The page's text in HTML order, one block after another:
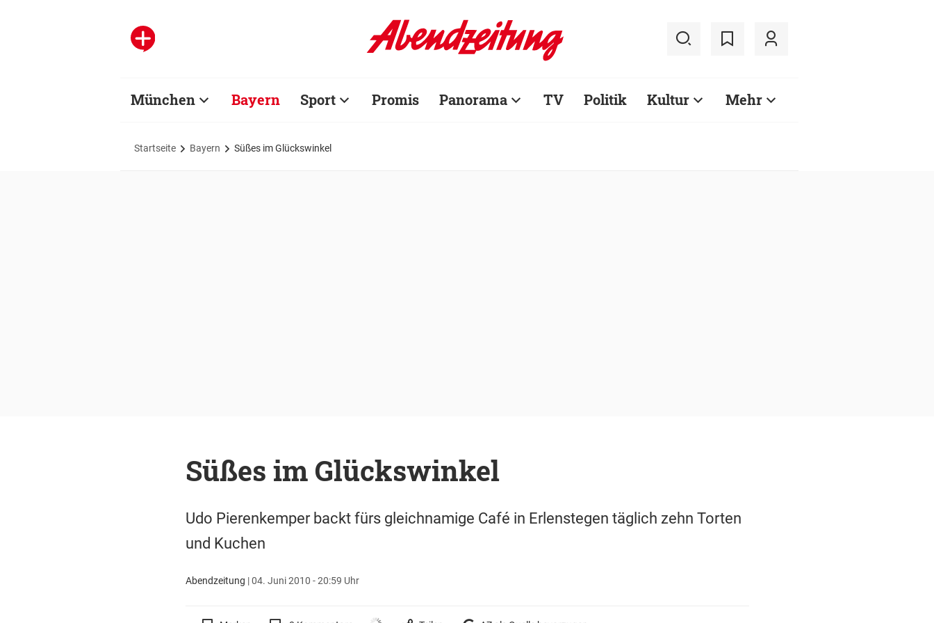
München Bayern Sport Promis Panorama TV Politik Kultur Mehr
Startseite Bayern Süßes im Glückswinkel
Süßes im Glückswinkel
Udo Pierenkemper backt fürs gleichnamige Café in Erlenstegen täglich zehn Torten
und Kuchen
Abendzeitung |04. Juni 2010 - 20:59 Uhr